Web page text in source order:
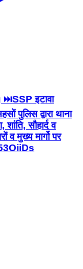
इटावा
पुलिस द्वारा थाना
शांति, सौहार्द व
व मुख्य मार्गो पर